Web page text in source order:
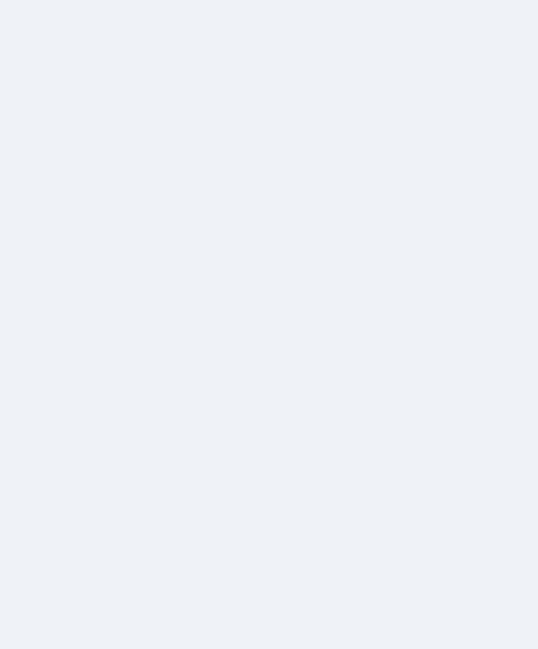
ムームードメイン 2月のおす
FRONTIER スーパーセール
英語が「聞こえる・分かる・
【海外ツアー完全ガイド】ア
梅干しを毎日食べたらどうな
ブルーベリーを毎日食べた
バナナを毎日食べたらどうな